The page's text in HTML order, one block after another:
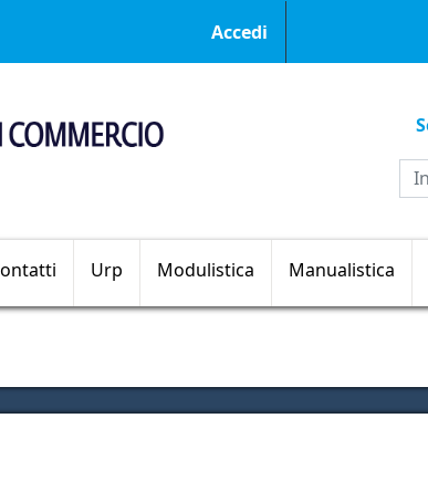
Menu profilo
Accedi
Sezioni principali
Urp Modulistica Manualistica